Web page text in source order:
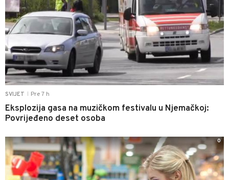
SVIJET Pre 7 h
Eksplozija gasa na muzičkom festivalu u Njemačkoj:
Povrijeđeno deset osoba
0